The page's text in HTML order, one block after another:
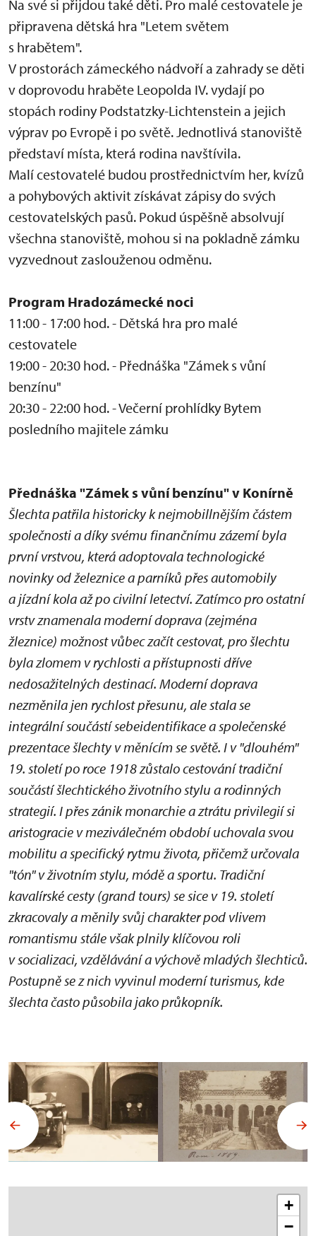
Na své si přijdou také děti. Pro malé cestovatele je
připravena dětská hra "Letem světem
s hrabětem".
V prostorách zámeckého nádvoří a zahrady se děti
v doprovodu hraběte Leopolda IV. vydají po
stopách rodiny Podstatzky-Lichtenstein a jejich
výprav po Evropě i po světě. Jednotlivá stanoviště
představí místa, která rodina navštívila.
Malí cestovatelé budou prostřednictvím her, kvízů
a pohybových aktivit získávat zápisy do svých
cestovatelských pasů. Pokud úspěšně absolvují
všechna stanoviště, mohou si na pokladně zámku
vyzvednout zaslouženou odměnu.
Program Hradozámecké noci
11:00 - 17:00 hod. - Dětská hra pro malé
cestovatele
19:00 - 20:30 hod. - Přednáška "Zámek s vůní
benzínu"
20:30 - 22:00 hod. - Večerní prohlídky Bytem
posledního majitele zámku
Přednáška "Zámek s vůní benzínu" v Konírně
Šlechta patřila historicky k nejmobillnějším částem
společnosti a díky svému finančnímu zázemí byla
první vrstvou, která adoptovala technologické
novinky od železnice a parníků přes automobily
a jízdní kola až po civilní letectví. Zatímco pro ostatní
vrstv znamenala moderní doprava (zejména
žleznice) možnost vůbec začít cestovat, pro šlechtu
byla zlomem v rychlosti a přístupnosti dříve
nedosažitelných destinací. Moderní doprava
nezměnila jen rychlost přesunu, ale stala se
integrální součástí sebeidentifikace a společenské
prezentace šlechty v měnícím se světě. I v "dlouhém"
19. století po roce 1918 zůstalo cestování tradiční
součástí šlechtického životního stylu a rodinných
strategií. I přes zánik monarchie a ztrátu privilegií si
aristogracie v meziválečném období uchovala svou
mobilitu a specifický rytmu života, přičemž určovala
"tón" v životním stylu, módě a sportu. Tradiční
kavalírské cesty (grand tours) se sice v 19. století
zkracovaly a měnily svůj charakter pod vlivem
romantismu stále však plnily klíčovou roli
v socializaci, vzdělávání a výchově mladých šlechticů.
Postupně se z nich vyvinul moderní turismus, kde
šlechta často působila jako průkopník.
+
−